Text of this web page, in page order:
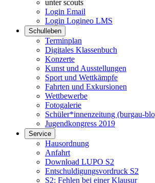
unter scouts
Login Email
Login Logineo LMS
Schulleben
Terminplan
Digitales Klassenbuch
Konzerte
Kunst und Ausstellungen
Sport und Wettkämpfe
Fahrten und Exkursionen
Wettbewerbe
Fotogalerie
Schüler*innenzeitung (burgau-
Jugendkongress 2019
Service
Hausordnung
Anfahrt
Download LUPO S2
Entschuldigungsvordruck S2
S2: Fehlen bei einer Klausur